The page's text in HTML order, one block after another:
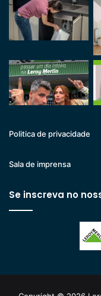
Politica de privacidade
Sala de imprensa
Se inscreva no